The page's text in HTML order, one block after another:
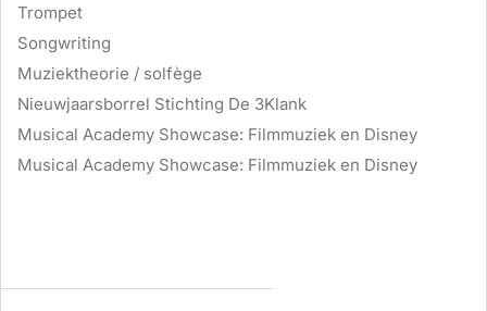
Trompet
Songwriting
Muziektheorie / solfège
Nieuwjaarsborrel Stichting De 3Klank
Musical Academy Showcase: Filmmuziek en Disney
Musical Academy Showcase: Filmmuziek en Disney